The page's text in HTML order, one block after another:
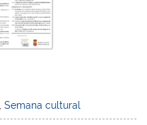
,Semana cultural